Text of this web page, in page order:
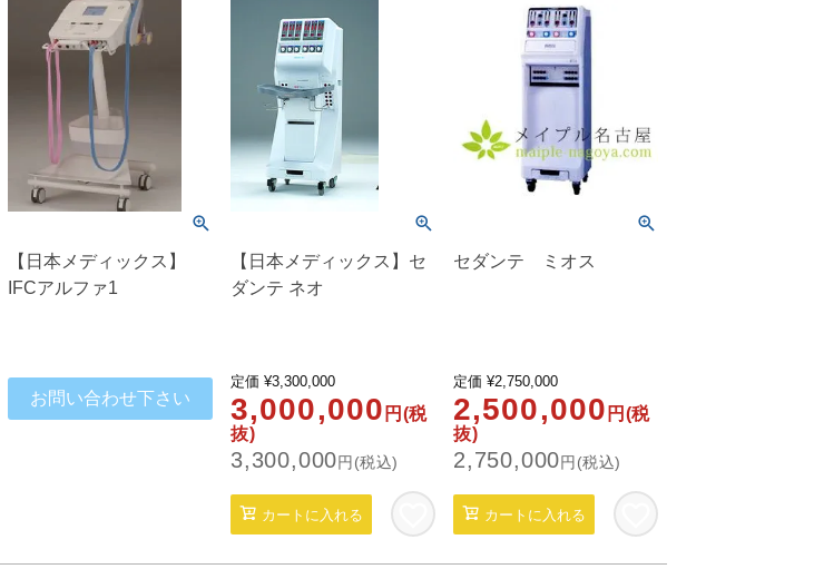
【日本メディックス】
IFCアルファ1
お問い合わせ下さい
【日本メディックス】セ
ダンテ ネオ
定価 ¥3,300,000
3,000,000 円(税
抜)
3,300,000円(税込)
カートに入れる
セダンテ ミオス
定価 ¥2,750,000
2,500,000 円(税
抜)
2,750,000円(税込)
カートに入れる